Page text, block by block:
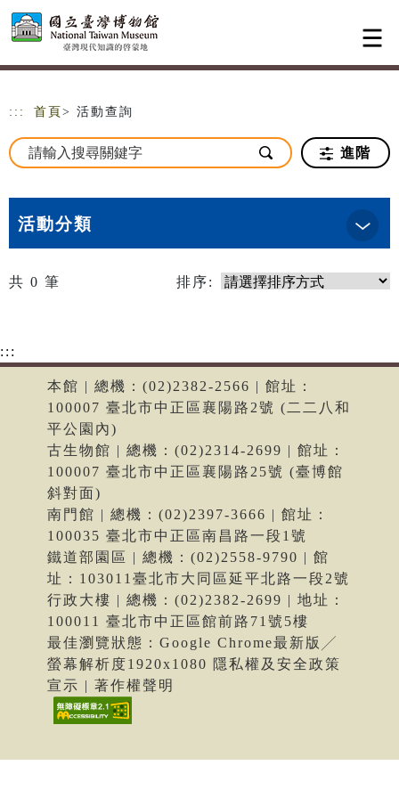
跳到主要內容
網站導覽
::: 首頁 > 活動查詢
進階
活動分類
共 0 筆 排序:
:::
本館 | 總機：(02)2382-2566 | 館址：
100007 臺北市中正區襄陽路2號 (二二八和
平公園內)
古生物館 | 總機：(02)2314-2699 | 館址：
100007 臺北市中正區襄陽路25號 (臺博館
斜對面)
南門館 | 總機：(02)2397-3666 | 館址：
100035 臺北市中正區南昌路一段1號
鐵道部園區 | 總機：(02)2558-9790 | 館
址：103011臺北市大同區延平北路一段2號
行政大樓 | 總機：(02)2382-2699 | 地址：
100011 臺北市中正區館前路71號5樓
最佳瀏覽狀態：Google Chrome最新版╱
螢幕解析度1920x1080 隱私權及安全政策
宣示 | 著作權聲明